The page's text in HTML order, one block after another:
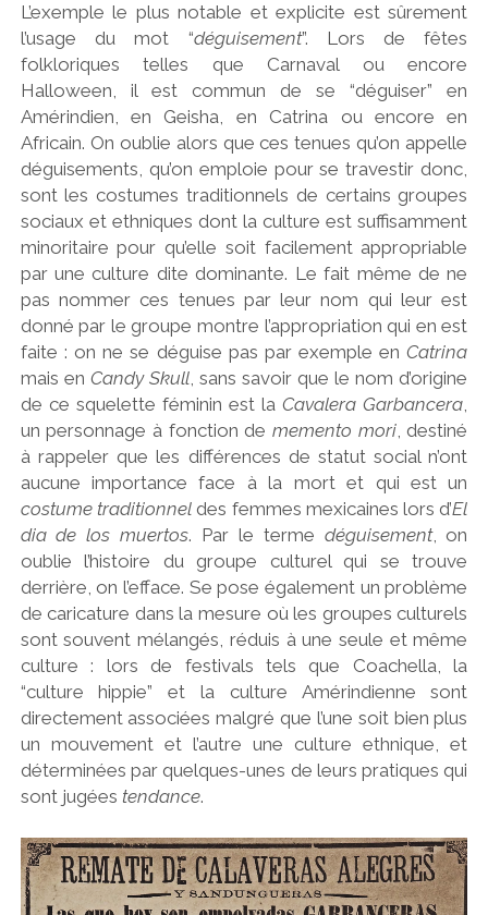
L’exemple le plus notable et explicite est sûrement
l’usage du mot “déguisement”. Lors de fêtes
folkloriques telles que Carnaval ou encore
Halloween, il est commun de se “déguiser” en
Amérindien, en Geisha, en Catrina ou encore en
Africain. On oublie alors que ces tenues qu’on appelle
déguisements, qu’on emploie pour se travestir donc,
sont les costumes traditionnels de certains groupes
sociaux et ethniques dont la culture est suffisamment
minoritaire pour qu’elle soit facilement appropriable
par une culture dite dominante. Le fait même de ne
pas nommer ces tenues par leur nom qui leur est
donné par le groupe montre l’appropriation qui en est
faite : on ne se déguise pas par exemple enCatrina
mais en Candy Skull, sans savoir que le nom d’origine
de ce squelette féminin est laCavalera Garbancera,
un personnage à fonction dememento mori, destiné
à rappeler que les différences de statut social n’ont
aucune importance face à la mort et qui est un
costume traditionneldes femmes mexicaines lors d’El
dia de los muertos. Par le terme déguisement, on
oublie l’histoire du groupe culturel qui se trouve
derrière, on l’efface. Se pose également un problème
de caricature dans la mesure où les groupes culturels
sont souvent mélangés, réduis à une seule et même
culture : lors de festivals tels que Coachella, la
“culture hippie” et la culture Amérindienne sont
directement associées malgré que l’une soit bien plus
un mouvement et l’autre une culture ethnique, et
déterminées par quelques-unes de leurs pratiques qui
sont jugées tendance.